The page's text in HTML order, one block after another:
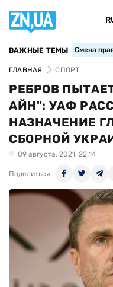
ВАЖНЫЕ ТЕМЫ Смена
ГЛАВНАЯ СПОРТ
РЕБРОВ
АЙН": УАФ
НАЗНАЧЕНИЕ
СБОРНОЙ
09 августа, 2021, 22:14
Поделиться